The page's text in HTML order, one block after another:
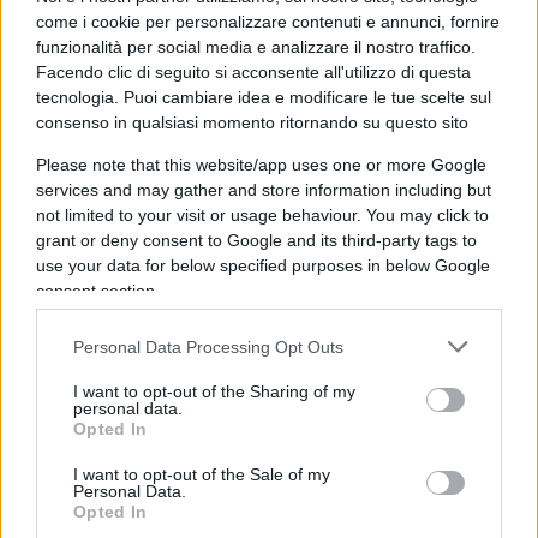
come i cookie per personalizzare contenuti e annunci, fornire
funzionalità per social media e analizzare il nostro traffico.
Facendo clic di seguito si acconsente all'utilizzo di questa
tecnologia. Puoi cambiare idea e modificare le tue scelte sul
consenso in qualsiasi momento ritornando su questo sito
Please note that this website/app uses one or more Google
services and may gather and store information including but
not limited to your visit or usage behaviour. You may click to
grant or deny consent to Google and its third-party tags to
use your data for below specified purposes in below Google
consent section.
Personal Data Processing Opt Outs
I want to opt-out of the Sharing of my
personal data.
Opted In
I want to opt-out of the Sale of my
Personal Data.
Opted In
Quel “più ampio contesto” rimanda anche alle
vicissitudini Antitrust europee, a partire dal
casoiRobot, diventato emblematico. Nel 2022
Amazon aveva lanciato un’offerta da 1,7 miliardi
di dollariper acquisire la storica azienda dei
robot aspirapolvere. Tra la fine del 2023 e l’inizio
del 2024, l’Antitrust Ue, negli anni della linea dura
Margrethe Vestager
l’operazione sostenendo che avrebbe minato la
concorrenza, anche attraverso una possibile
distribuzione privilegiata dei prodotti iRobot sulla
L’operazione rappresentava forse l’ultima